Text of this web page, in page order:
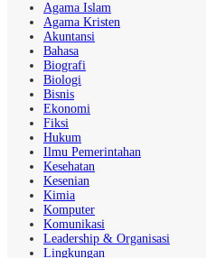
Agama Islam
Agama Kristen
Akuntansi
Bahasa
Biografi
Biologi
Bisnis
Ekonomi
Fiksi
Hukum
Ilmu Pemerintahan
Kesehatan
Kesenian
Kimia
Komputer
Komunikasi
Leadership & Organisasi
Lingkungan